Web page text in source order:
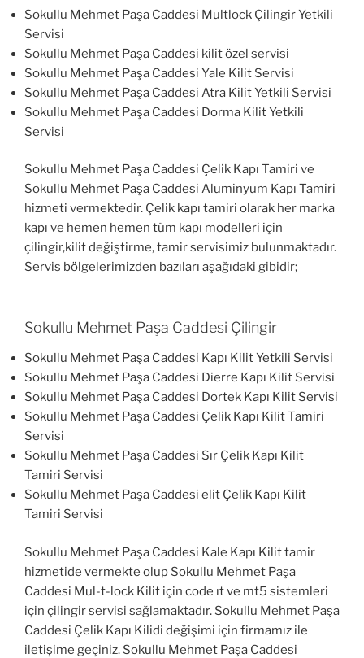
Sokullu Mehmet Paşa Caddesi Multlock Çilingir Yetkili
Servisi
Sokullu Mehmet Paşa Caddesi kilit özel servisi
Sokullu Mehmet Paşa Caddesi Yale Kilit Servisi
Sokullu Mehmet Paşa Caddesi Atra Kilit Yetkili Servisi
Sokullu Mehmet Paşa Caddesi Dorma Kilit Yetkili
Servisi
Sokullu Mehmet Paşa Caddesi Çelik Kapı Tamiri ve
Sokullu Mehmet Paşa Caddesi Aluminyum Kapı Tamiri
hizmeti vermektedir. Çelik kapı tamiri olarak her marka
kapı ve hemen hemen tüm kapı modelleri için
çilingir,kilit değiştirme, tamir servisimiz bulunmaktadır.
Servis bölgelerimizden bazıları aşağıdaki gibidir;
Sokullu Mehmet Paşa Caddesi Çilingir
Sokullu Mehmet Paşa Caddesi Kapı Kilit Yetkili Servisi
Sokullu Mehmet Paşa Caddesi Dierre Kapı Kilit Servisi
Sokullu Mehmet Paşa Caddesi Dortek Kapı Kilit Servisi
Sokullu Mehmet Paşa Caddesi Çelik Kapı Kilit Tamiri
Servisi
Sokullu Mehmet Paşa Caddesi Sır Çelik Kapı Kilit
Tamiri Servisi
Sokullu Mehmet Paşa Caddesi elit Çelik Kapı Kilit
Tamiri Servisi
Sokullu Mehmet Paşa Caddesi Kale Kapı Kilit tamir
hizmetide vermekte olup Sokullu Mehmet Paşa
Caddesi Mul-t-lock Kilit için code ıt ve mt5 sistemleri
için çilingir servisi sağlamaktadır. Sokullu Mehmet Paşa
Caddesi Çelik Kapı Kilidi değişimi için firmamız ile
iletişime geçiniz. Sokullu Mehmet Paşa Caddesi